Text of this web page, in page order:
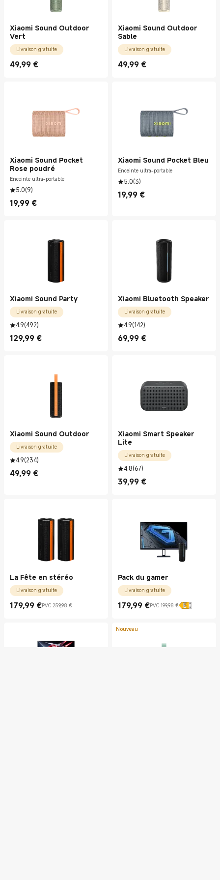
Xiaomi Sound Outdoor
Vert
Livraison gratuite
49,99 €
Current Price €49.99
Xiaomi Sound Outdoor
Sable
Livraison gratuite
49,99 €
Current Price €49.99
Xiaomi Sound Pocket
Rose poudré
Enceinte ultra-portable
5.0(9)
19,99 €
Current Price €19.99
Xiaomi Sound Pocket Bleu
Enceinte ultra-portable
5.0(3)
19,99 €
Current Price €19.99
Xiaomi Sound Party
Livraison gratuite
4.9(492)
129,99 €
Current Price €129.99
Xiaomi Bluetooth Speaker
Livraison gratuite
4.9(142)
69,99 €
Current Price €69.99
Xiaomi Sound Outdoor
Livraison gratuite
4.9(234)
49,99 €
Current Price €49.99
Xiaomi Smart Speaker
Lite
Livraison gratuite
4.8(67)
39,99 €
Current Price €39.99
La Fête en stéréo
Livraison gratuite
179,99 €
Current Price €179.99PVC 259,98 €
Prix de vente 259,98 €
Pack du gamer
Livraison gratuite
179,99 €
Current Price €179.99
PVC 199,98 €
Prix de vente 199,98 €
Nouveau